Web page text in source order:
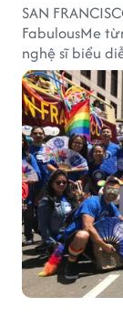
SAN
FabulousMe
nghệ sĩ biểu
2019 mang
chức phi lợi
lĩnh vực
và xây dựng